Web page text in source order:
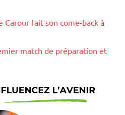
Carour fait son come-back à
match de préparation et